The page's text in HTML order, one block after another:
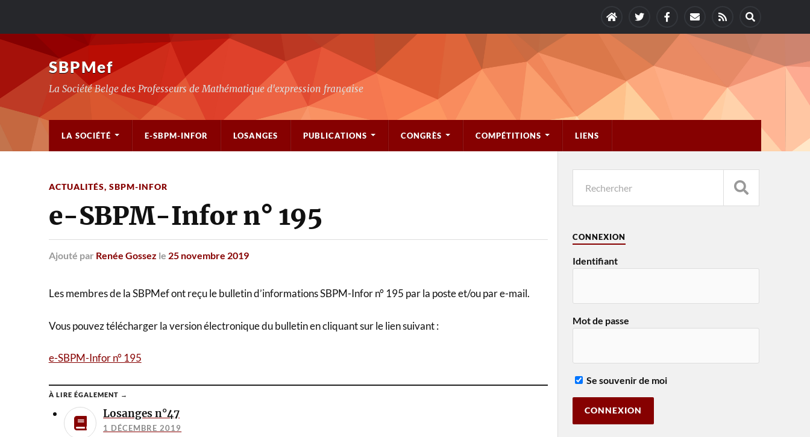
SBPMef
La Société Belge des Professeurs de Mathématique d'expression française
LA SOCIÉTÉ E-SBPM-INFOR LOSANGES PUBLICATIONS CONGRÈS COMPÉTITIONS LIENS
ACTUALITÉS, SBPM-INFOR
e-SBPM-Infor n° 195
Ajouté par Renée Gossez le 25 novembre 2019
Les membres de la SBPMef ont reçu le bulletin d’informations SBPM-Infor n° 195 par la poste et/ou par e-mail.
Vous pouvez télécharger la version électronique du bulletin en cliquant sur le lien suivant :
e-SBPM-Infor n° 195
À LIRE ÉGALEMENT →
Losanges n°47
1 DÉCEMBRE 2019
CONNEXION
Identifiant
Mot de passe
Se souvenir de moi